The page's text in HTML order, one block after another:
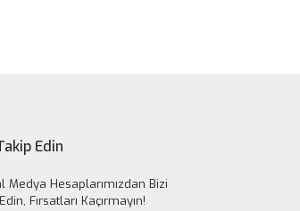
Edin
Medya Hesaplarımızdan Bizi
Fırsatları Kaçırmayın!